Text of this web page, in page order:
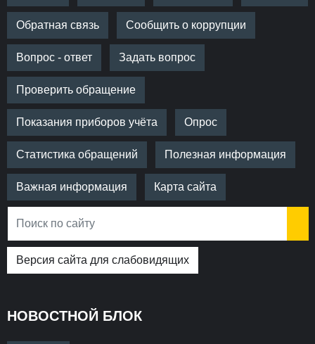
Обратная связь Сообщить о коррупции
Вопрос - ответ Задать вопрос
Проверить обращение
Показания приборов учёта Опрос
Статистика обращений Полезная информация
Важная информация Карта сайта
Версия сайта для слабовидящих
НОВОСТНОЙ БЛОК